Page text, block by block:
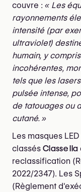
couvre : « Les
rayonnements
intensité (par
ultraviolet)
humain, y
incohérentes,
tels que les
pulsée intense,
de tatouages ou
cutané. »
Les masques
classés Classe IIa
reclassification
2022/2347). Les
(Règlement